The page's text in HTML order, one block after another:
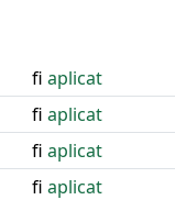
fi aplicat
fi aplicat
fi aplicat
fi aplicat